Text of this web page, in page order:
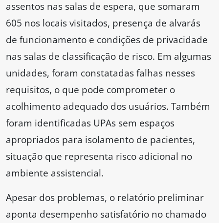
assentos nas salas de espera, que somaram
605 nos locais visitados, presença de alvarás
de funcionamento e condições de privacidade
nas salas de classificação de risco. Em algumas
unidades, foram constatadas falhas nesses
requisitos, o que pode comprometer o
acolhimento adequado dos usuários. Também
foram identificadas UPAs sem espaços
apropriados para isolamento de pacientes,
situação que representa risco adicional no
ambiente assistencial.
Apesar dos problemas, o relatório preliminar
aponta desempenho satisfatório no chamado